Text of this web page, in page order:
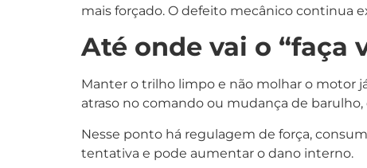
mais forçado. O defeito mecânico continua
Até onde vai o “faça
Manter o trilho limpo e não molhar o motor
atraso no comando ou mudança de
Nesse ponto há regulagem de força,
tentativa e pode aumentar o dano interno.